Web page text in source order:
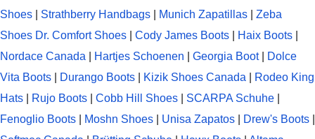
Shoes
Strathberry Handbags Munich Zapatillas
Zeba
Shoes Dr. Comfort Shoes Cody James Boots Haix Boots
Nordace Canada
Hartjes Schoenen Georgia Boot|
Dolce
Vita Boots
Durango Boots Kizik Shoes Canada
Rodeo King
Hats
Rujo Boots Cobb Hill Shoes SCARPA Schuhe
Fenoglio Boots
Moshn Shoes Unisa Zapatos Drew's Boots